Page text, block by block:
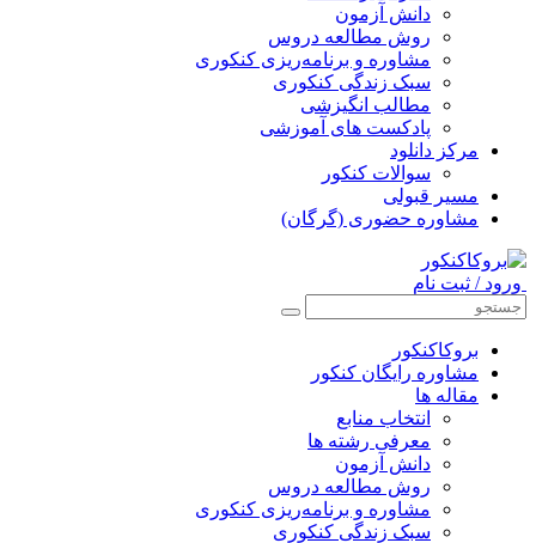
دانش آزمون
روش مطالعه دروس
مشاوره و برنامه‌ریزی کنکوری
سبک زندگی کنکوری
مطالب انگیزشی
پادکست های آموزشی
مرکز دانلود
سوالات کنکور
مسیر قبولی
مشاوره حضوری (گرگان)
ورود / ثبت نام
بروکاکنکور
مشاوره رایگان کنکور
مقاله ها
انتخاب منابع
معرفی رشته ها
دانش آزمون
روش مطالعه دروس
مشاوره و برنامه‌ریزی کنکوری
سبک زندگی کنکوری